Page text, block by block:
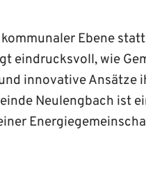
Ebene
eindrucksvoll, wie
innovative Ansätze
Neulengbach ist